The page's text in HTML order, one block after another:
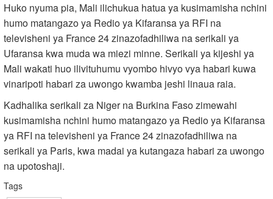
Huko nyuma pia, Mali ilichukua hatua ya kusimamisha nchini
humo matangazo ya Redio ya Kifaransa ya RFI na
televisheni ya France 24 zinazofadhiliwa na serikali ya
Ufaransa kwa muda wa miezi minne. Serikali ya kijeshi ya
Mali wakati huo ilivituhumu vyombo hivyo vya habari kuwa
vinaripoti habari za uwongo kwamba jeshi linaua raia.
Kadhalika serikali za Niger na Burkina Faso zimewahi
kusimamisha nchini humo matangazo ya Redio ya Kifaransa
ya RFI na televisheni ya France 24 zinazofadhiliwa na
serikali ya Paris, kwa madai ya kutangaza habari za uwongo
na upotoshaji.
Tags